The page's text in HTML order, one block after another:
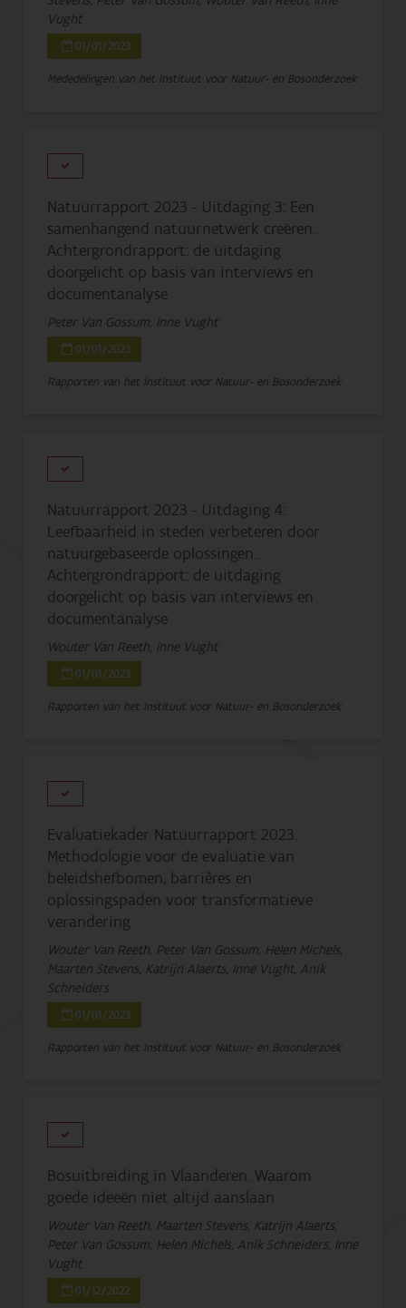
Vught
01/01/2023
Mededelingen van het Instituut voor Natuur- en Bosonderzoek
Natuurrapport 2023 - Uitdaging 3: Een
samenhangend natuurnetwerk creëren.
Achtergrondrapport: de uitdaging
doorgelicht op basis van interviews en
documentanalyse
Peter Van Gossum, Inne Vught
01/01/2023
Rapporten van het Instituut voor Natuur- en Bosonderzoek
Natuurrapport 2023 - Uitdaging 4:
Leefbaarheid in steden verbeteren door
natuurgebaseerde oplossingen..
Achtergrondrapport: de uitdaging
doorgelicht op basis van interviews en
documentanalyse
Wouter Van Reeth, Inne Vught
01/01/2023
Rapporten van het Instituut voor Natuur- en Bosonderzoek
Evaluatiekader Natuurrapport 2023.
Methodologie voor de evaluatie van
beleidshefbomen, barrières en
oplossingspaden voor transformatieve
verandering
Wouter Van Reeth, Peter Van Gossum, Helen Michels,
Maarten Stevens, Katrijn Alaerts, Inne Vught, Anik
Schneiders
01/01/2023
Rapporten van het Instituut voor Natuur- en Bosonderzoek
Bosuitbreiding in Vlaanderen. Waarom
goede ideeën niet altijd aanslaan
Wouter Van Reeth, Maarten Stevens, Katrijn Alaerts,
Peter Van Gossum, Helen Michels, Anik Schneiders, Inne
Vught
01/12/2022